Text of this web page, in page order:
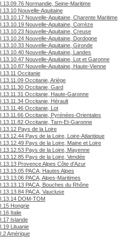
Normandie, Seine-Maritime
Nouvelle-Aquitaine
Nouvelle-Aquitaine, Charente Maritime
Nouvelle-Aquitaine, Corrèze
Nouvelle-Aquitaine, Creuse
Nouvelle-Aquitaine, Dordogne
Nouvelle-Aquitaine, Gironde
Nouvelle-Aquitaine, Landes
Nouvelle-Aquitaine, Lot et Garonne
Nouvelle-Aquitaine, Haute-Vienne
Occitanie
Occitanie, Ariège
Occitanie, Gard
Occitanie, Haute-Garonne
Occitanie, Hérault
Occitanie, Lot
Occitanie, Pyrénées-Orientales
Occitanie, Tarn-Et-Garonne
Pays de la Loire
Pays de la Loire, Loire-Atlantique
Pays de la Loire, Maine et Loire
Pays de la Loire, Mayenne
Pays de la Loire, Vendée
Provence Alpes Côte d'Azur
PACA, Hautes Alpes
PACA, Alpes-Maritimes
PACA, Bouches du Rhône
PACA, Vaucluse
DOM-TOM
Hongrie
Italie
Islande
Lituanie
Amérique